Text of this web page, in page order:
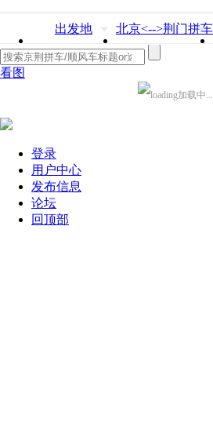
出发地 北京<-->荆门拼车
看图
加载中...
登录
用户中心
发布信息
论坛
回顶部